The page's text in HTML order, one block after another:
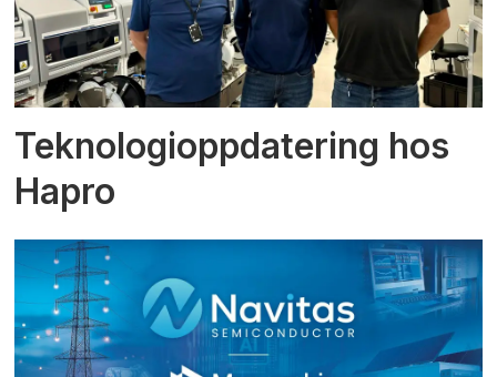
Teknologioppdatering hos
Hapro